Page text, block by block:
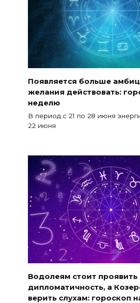
Появляется больше
желания действовать:
неделю
В период с 21 по 28 июня
22 июня
Водолеям стоит проявить
дипломатичность, а
верить слухам: гороскоп